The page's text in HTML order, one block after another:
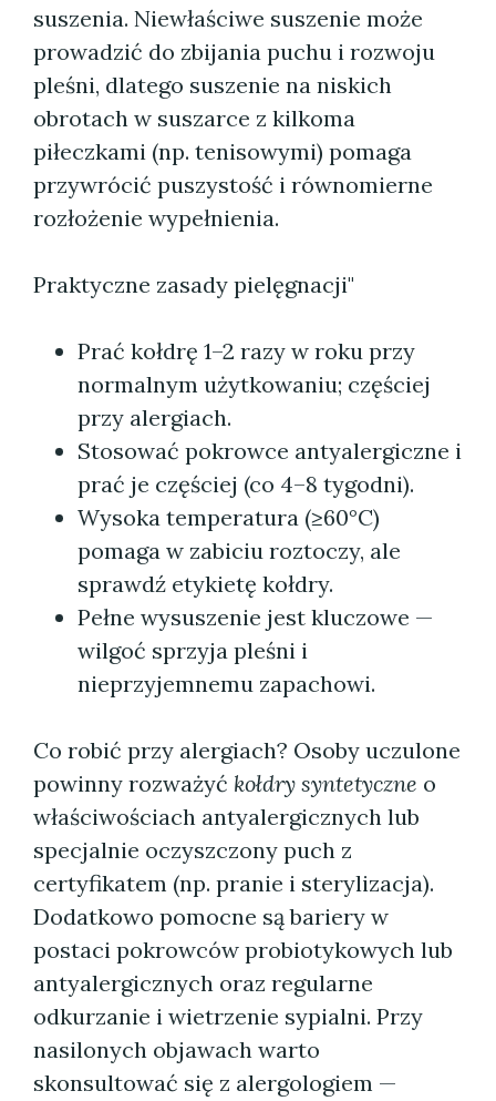
suszenia. Niewłaściwe suszenie może
prowadzić do zbijania puchu i rozwoju
pleśni, dlatego suszenie na niskich
obrotach w suszarce z kilkoma
piłeczkami (np. tenisowymi) pomaga
przywrócić puszystość i równomierne
rozłożenie wypełnienia.
Praktyczne zasady pielęgnacji"
Prać kołdrę 1–2 razy w roku przy
normalnym użytkowaniu; częściej
przy alergiach.
Stosować pokrowce antyalergiczne i
prać je częściej (co 4–8 tygodni).
Wysoka temperatura (≥60°C)
pomaga w zabiciu roztoczy, ale
sprawdź etykietę kołdry.
Pełne wysuszenie jest kluczowe —
wilgoć sprzyja pleśni i
nieprzyjemnemu zapachowi.
Co robić przy alergiach? Osoby uczulone
powinny rozważyć kołdry syntetyczne o
właściwościach antyalergicznych lub
specjalnie oczyszczony puch z
certyfikatem (np. pranie i sterylizacja).
Dodatkowo pomocne są bariery w
postaci pokrowców probiotykowych lub
antyalergicznych oraz regularne
odkurzanie i wietrzenie sypialni. Przy
nasilonych objawach warto
skonsultować się z alergologiem —